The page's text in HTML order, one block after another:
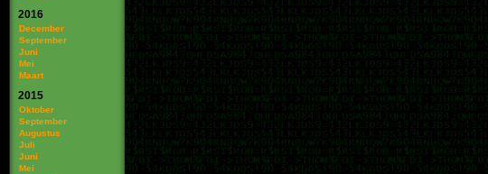
2016
December
September
Juni
Mei
Maart
2015
Oktober
September
Augustus
Juli
Juni
Mei